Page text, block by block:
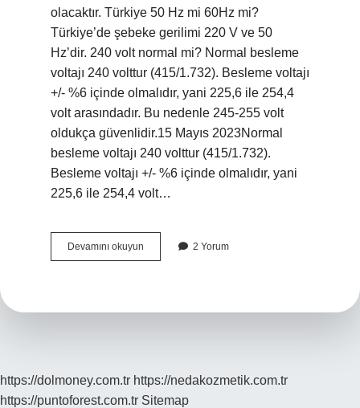
olacaktır. Türkiye 50 Hz mi 60Hz mi?
Türkiye’de şebeke gerilimi 220 V ve 50
Hz’dir. 240 volt normal mi? Normal besleme
voltajı 240 volttur (415/1.732). Besleme voltajı
+/- %6 içinde olmalıdır, yani 225,6 ile 254,4
volt arasındadır. Bu nedenle 245-255 volt
oldukça güvenlidir.15 Mayıs 2023Normal
besleme voltajı 240 volttur (415/1.732).
Besleme voltajı +/- %6 içinde olmalıdır, yani
225,6 ile 254,4 volt…
Devamını okuyun
Kaç
2 Yorum
https://dolmoney.com.tr https://nedakozmetik.com.tr
https://puntoforest.com.tr Sitemap